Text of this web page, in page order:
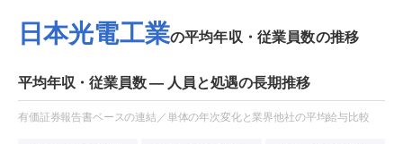
日本光電工業の平均年収・従業員数の推移
平均年収・従業員数 — 人員と処遇の長期推移
有価証券報告書ベースの連結／単体の年次変化と業界他社の平均給与比較